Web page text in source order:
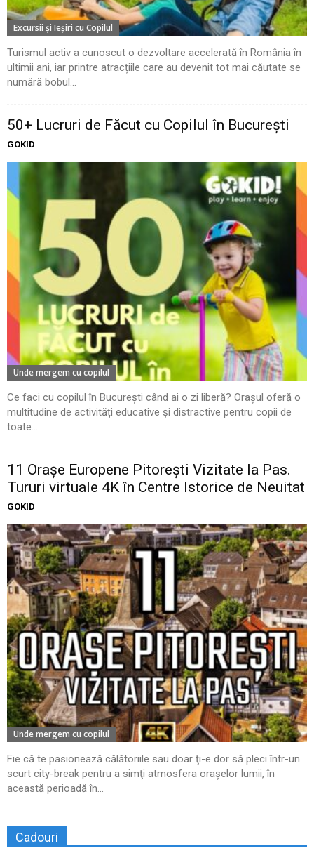
Excursii şi Ieşiri cu Copilul
Turismul activ a cunoscut o dezvoltare accelerată în România în
ultimii ani, iar printre atracțiile care au devenit tot mai căutate se
numără bobul...
50+ Lucruri de Făcut cu Copilul în București
GOKID
Unde mergem cu copilul
Ce faci cu copilul în București când ai o zi liberă? Orașul oferă o
multitudine de activități educative și distractive pentru copii de
toate...
11 Oraşe Europene Pitoreşti Vizitate la Pas.
Tururi virtuale 4K în Centre Istorice de Neuitat
GOKID
Unde mergem cu copilul
Fie că te pasionează călătoriile sau doar ţi-e dor să pleci într-un
scurt city-break pentru a simţi atmosfera oraşelor lumii, în
această perioadă în...
Cadouri